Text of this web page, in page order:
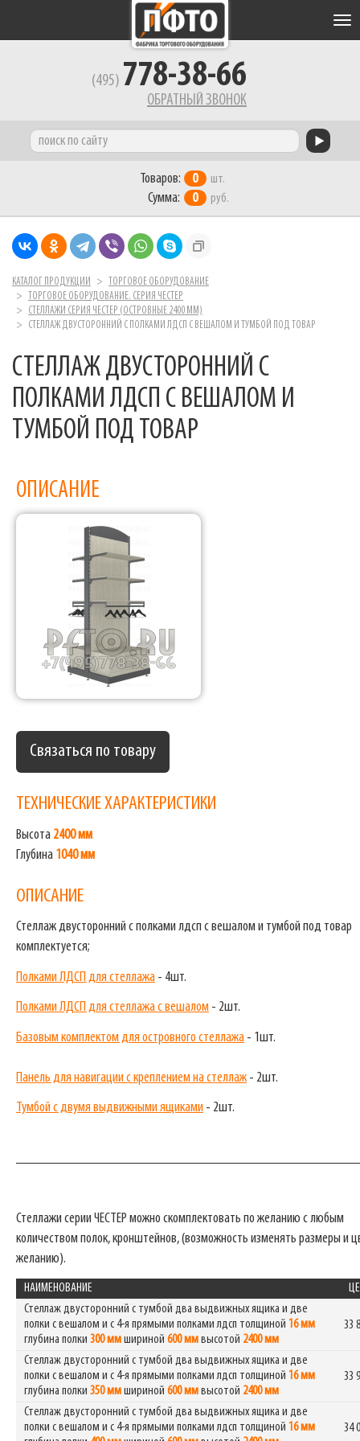
(495) 778-38-66
ОБРАТНЫЙ ЗВОНОК
Товаров: 0 шт.
Сумма: 0 руб.
КАТАЛОГ ПРОДУКЦИИ
ТОРГОВОЕ ОБОРУДОВАНИЕ
ТОРГОВОЕ ОБОРУДОВАНИЕ. СЕРИЯ ЧЕСТЕР
СТЕЛЛАЖИ СЕРИЯ ЧЕСТЕР (ОСТРОВНЫЕ 2400 ММ)
СТЕЛЛАЖ ДВУСТОРОННИЙ С ПОЛКАМИ ЛДСП С ВЕШАЛОМ И ТУМБОЙ ПОД ТОВАР
СТЕЛЛАЖ ДВУСТОРОННИЙ С
ПОЛКАМИ ЛДСП С ВЕШАЛОМ И
ТУМБОЙ ПОД ТОВАР
ОПИСАНИЕ
Связаться по товару
ТЕХНИЧЕСКИЕ ХАРАКТЕРИСТИКИ
Высота 2400 мм
Глубина 1040 мм
ОПИСАНИЕ
Стеллаж двусторонний с полками лдсп с вешалом и тумбой под товар
комплектуется;
Полками ЛДСП для стеллажа - 4шт.
Полками ЛДСП для стеллажа с вешалом - 2шт.
Базовым комплектом для островного стеллажа - 1шт.
Панель для навигации с креплением на стеллаж - 2шт.
Тумбой с двумя выдвижными ящиками - 2шт.
Стеллажи серии ЧЕСТЕР можно скомплектовать по желанию с любым
количеством полок, кронштейнов, (возможность изменять размеры и
желанию).
НАИМЕНОВАНИЕ
Стеллаж двусторонний с тумбой два выдвижных ящика и две
полки с вешалом и с 4-я прямыми полками лдсп толщиной 16 мм
глубина полки 300 ммшириной 600 ммвысотой 2400 мм
33
Стеллаж двусторонний с тумбой два выдвижных ящика и две
полки с вешалом и с 4-я прямыми полками лдсп толщиной 16 мм
глубина полки 350 ммшириной 600 ммвысотой 2400 мм
33
Стеллаж двусторонний с тумбой два выдвижных ящика и две
полки с вешалом и с 4-я прямыми полками лдсп толщиной 16 мм
34